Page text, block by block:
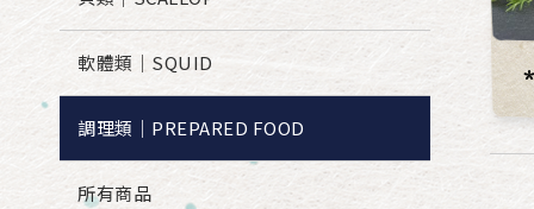
軟體類｜SQUID
調理類｜PREPARED FOOD
所有商品